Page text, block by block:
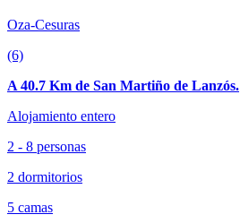
Oza-Cesuras
(6)
A 40.7 Km de San Martiño de Lanzós.
Alojamiento entero
2 - 8 personas
2 dormitorios
5 camas